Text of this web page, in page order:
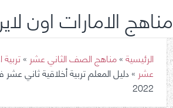
مناهج الامارات اون
الرئيسية»مناهج الصف الثاني عشر »
عشر »
2022